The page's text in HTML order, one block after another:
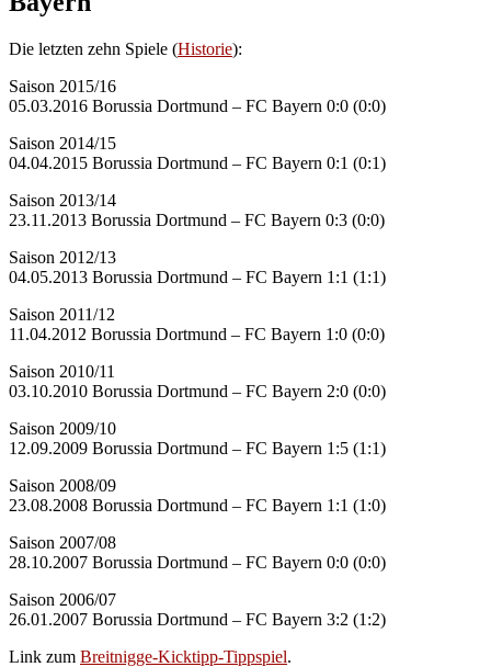
Die letzten zehn Spiele (Historie):
Saison 2015/16
05.03.2016 Borussia Dortmund – FC Bayern 0:0 (0:0)
Saison 2014/15
04.04.2015 Borussia Dortmund – FC Bayern 0:1 (0:1)
Saison 2013/14
23.11.2013 Borussia Dortmund – FC Bayern 0:3 (0:0)
Saison 2012/13
04.05.2013 Borussia Dortmund – FC Bayern 1:1 (1:1)
Saison 2011/12
11.04.2012 Borussia Dortmund – FC Bayern 1:0 (0:0)
Saison 2010/11
03.10.2010 Borussia Dortmund – FC Bayern 2:0 (0:0)
Saison 2009/10
12.09.2009 Borussia Dortmund – FC Bayern 1:5 (1:1)
Saison 2008/09
23.08.2008 Borussia Dortmund – FC Bayern 1:1 (1:0)
Saison 2007/08
28.10.2007 Borussia Dortmund – FC Bayern 0:0 (0:0)
Saison 2006/07
26.01.2007 Borussia Dortmund – FC Bayern 3:2 (1:2)
Link zum Breitnigge-Kicktipp-Tippspiel.